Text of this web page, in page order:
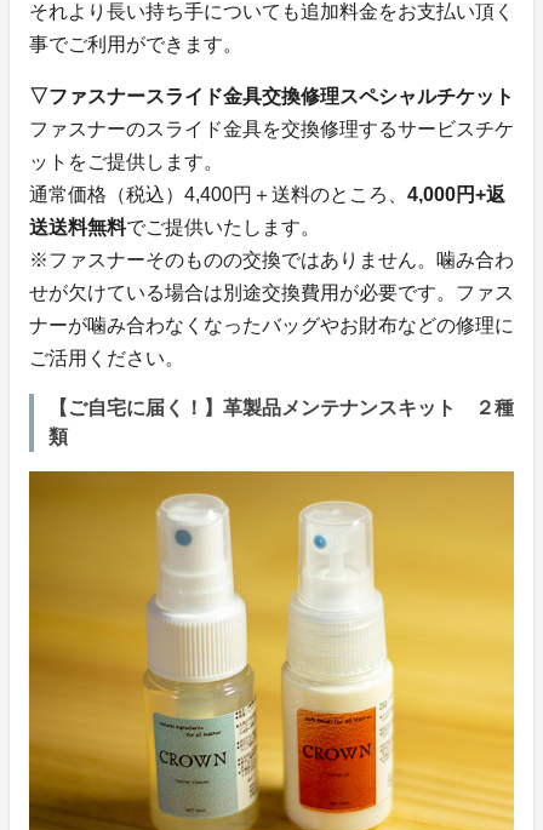
それより長い持ち手についても追加料金をお支払い頂く
事でご利用ができます。
▽ファスナースライド金具交換修理スペシャルチケット
ファスナーのスライド金具を交換修理するサービスチケ
ットをご提供します。
通常価格（税込）4,400円＋送料のところ、 4,000円+返
送送料無料でご提供いたします。
※ファスナーそのものの交換ではありません。噛み合わ
せが欠けている場合は別途交換費用が必要です。ファス
ナーが噛み合わなくなったバッグやお財布などの修理に
ご活用ください。
【ご自宅に届く！】革製品メンテナンスキット ２種
類